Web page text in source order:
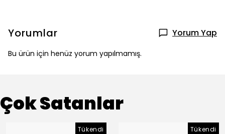
Yorumlar Yorum Yap
Bu ürün için henüz yorum yapılmamış.
Çok Satanlar
Tükendi Tükendi